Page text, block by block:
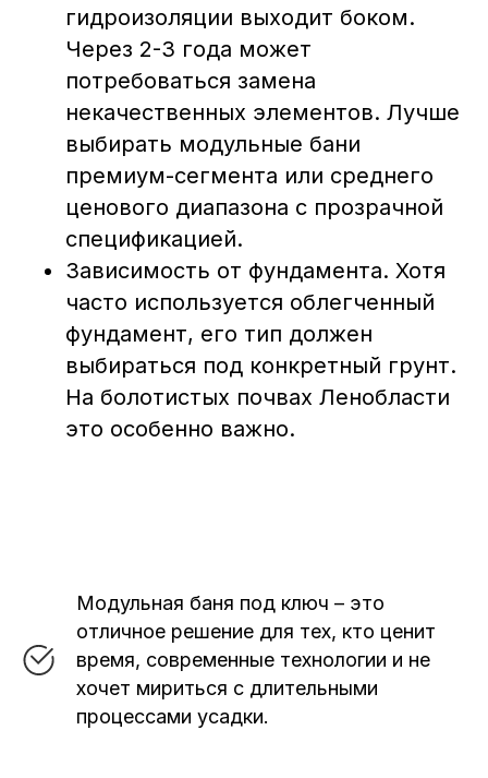
гидроизоляции выходит боком.
Через 2-3 года может
потребоваться замена
некачественных элементов. Лучше
выбирать модульные бани
премиум-сегмента или среднего
ценового диапазона с прозрачной
спецификацией.
Зависимость от фундамента. Хотя
часто используется облегченный
фундамент, его тип должен
выбираться под конкретный грунт.
На болотистых почвах Ленобласти
это особенно важно.
Модульная баня под ключ – это
отличное решение для тех, кто ценит
время, современные технологии и не
хочет мириться с длительными
процессами усадки.